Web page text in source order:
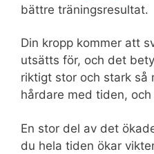
bättre träningsresultat.
Din kropp kommer att
utsätts för, och det
riktigt stor och stark så
hårdare med tiden,
En stor del av det
du hela tiden ökar